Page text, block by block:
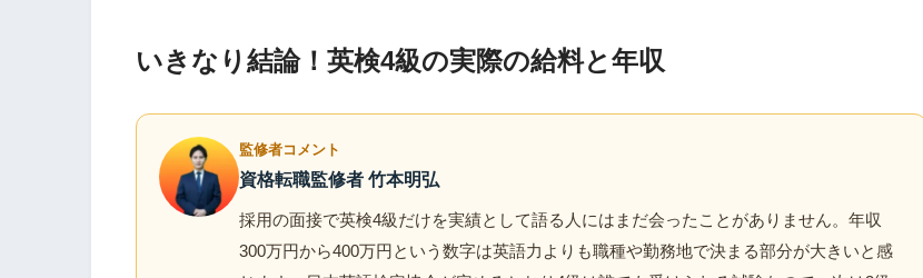
いきなり結論！英検4級の実際の給料と年収
監修者コメント
資格転職監修者 竹本明弘
採用の面接で英検4級だけを実績として語る人にはまだ会ったことがありません。年収
300万円から400万円という数字は英語力よりも職種や勤務地で決まる部分が大きいと感